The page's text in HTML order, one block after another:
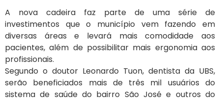
A nova cadeira faz parte de uma série de
investimentos que o município vem fazendo em
diversas áreas e levará mais comodidade aos
pacientes, além de possibilitar mais ergonomia aos
profissionais.
Segundo o doutor Leonardo Tuon, dentista da UBS,
serão beneficiados mais de três mil usuários do
sistema de saúde do bairro São José e outros do